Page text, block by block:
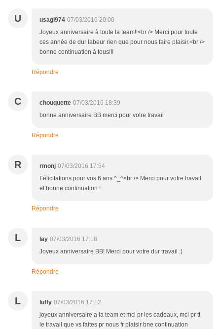
U usagi974 07/03/2016 20:00
Joyeux anniversaire à toute la team!!<br /> Merci pour toute
ces année de dur labeur rien que pour nous faire plaisir.<br />
bonne continuation à tous!!!
Répondre
C chouquette 07/03/2016 18:39
bonne anniversaire BB merci pour votre travail
Répondre
R rmonj 07/03/2016 17:54
Félicitations pour vos 6 ans ^_^<br /> Merci pour votre travail
et bonne continuation !
Répondre
L lay 07/03/2016 17:18
Joyeux anniversaire BB! Merci pour votre dur travail ;)
Répondre
L luffy 07/03/2016 17:12
joyeux anniversaire a la team et mci pr les cadeaux, mci pr tt
le travail que vs faites pr nous fr plaisir bne continuation